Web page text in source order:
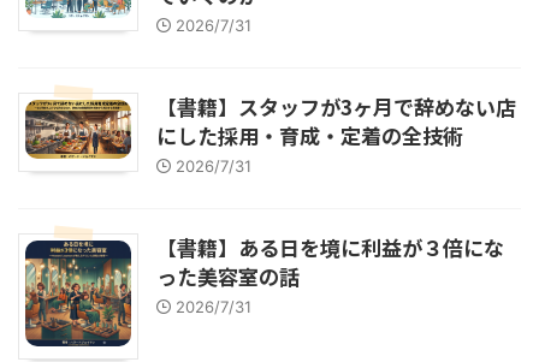
2026/7/31
【書籍】スタッフが3ヶ月で辞めない店
にした採用・育成・定着の全技術
2026/7/31
【書籍】ある日を境に利益が３倍にな
った美容室の話
2026/7/31